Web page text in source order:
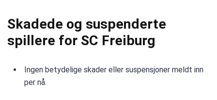
Skadede og suspenderte
spillere for SC Freiburg
Ingen betydelige skader eller suspensjoner meldt inn
per nå.